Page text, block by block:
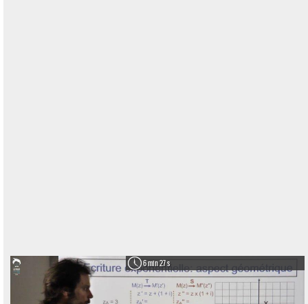
6 min 27 s